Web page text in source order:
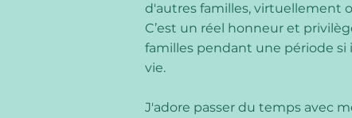
d'autres familles, virtuellement
C’est un réel honneur et
familles pendant une période
vie.
J'adore passer du temps avec